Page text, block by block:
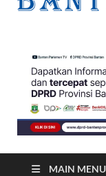
MAIN MENU